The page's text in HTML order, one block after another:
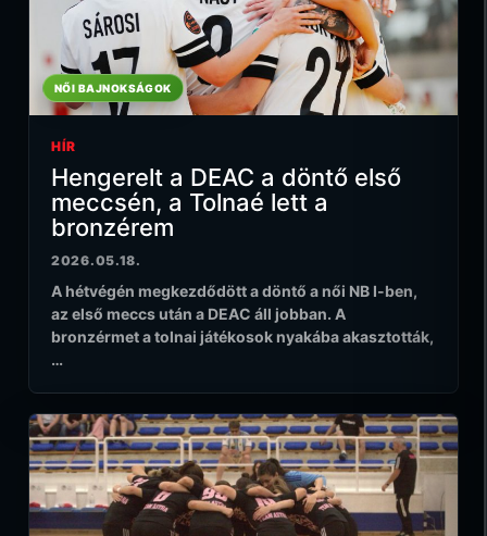
NŐI BAJNOKSÁGOK
HÍR
Hengerelt a DEAC a döntő első
meccsén, a Tolnaé lett a
bronzérem
2026.05.18.
A hétvégén megkezdődött a döntő a női NB I-ben,
az első meccs után a DEAC áll jobban. A
bronzérmet a tolnai játékosok nyakába akasztották,
…